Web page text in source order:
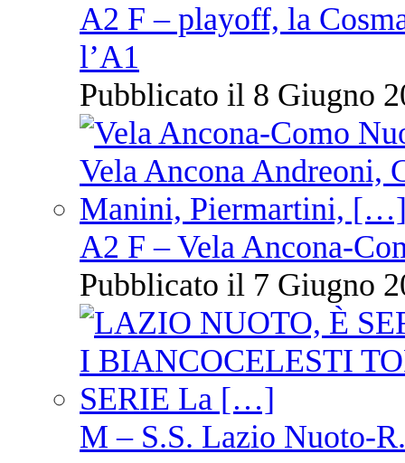
A2 F – playoff, la
l’A1
Pubblicato il 8 Giugno
A2 F – Vela Ancona-
Pubblicato il 7 Giugno
M – S.S. Lazio Nuoto-